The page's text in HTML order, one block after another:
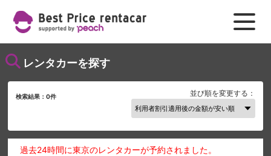
レンタカーを探す
検索結果：0件 並び順を変更する：
過去24時間に東京のレンタカーが予約されました。